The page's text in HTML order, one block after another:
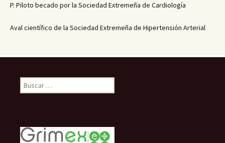
P. Piloto becado por la Sociedad Extremeña de Cardiología
Aval científico de la Sociedad Extremeña de Hipertensión Arterial
B
u
r